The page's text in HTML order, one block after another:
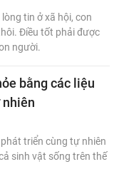
tin ở xã hội, con
Điều tốt phải được
người.
bằng các liệu
nhiên
triển cùng tự nhiên
sinh vật sống trên thế